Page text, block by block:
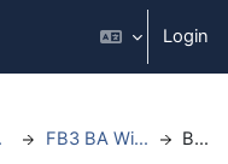
Login
FB3 BA Wintersemester 2023/24 Beschreibung